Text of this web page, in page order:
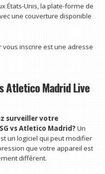
États-Unis, la plate-forme de
une couverture disponible
vous inscrire est une adresse
Atletico Madrid Live
surveiller votre
vs Atletico Madrid?Un
un logiciel qui peut modifier
que votre appareil est
différent.